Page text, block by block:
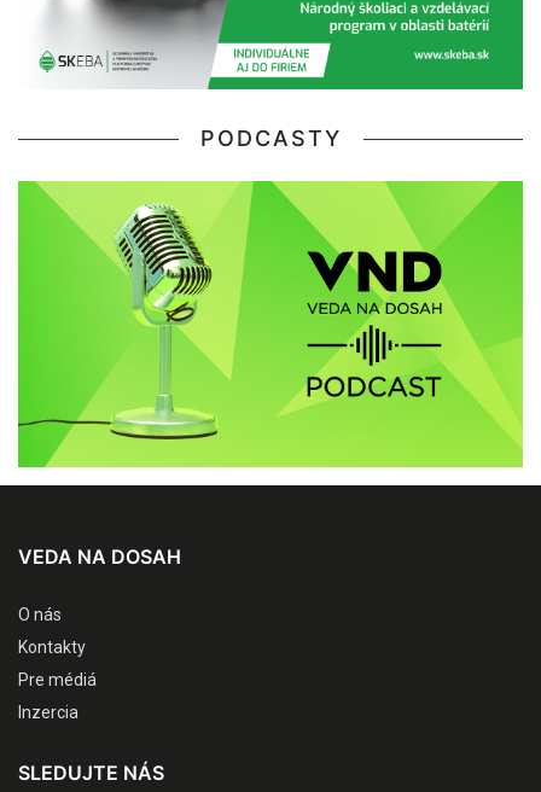
PODCASTY
VEDA NA DOSAH
O nás
Kontakty
Pre médiá
Inzercia
SLEDUJTE NÁS